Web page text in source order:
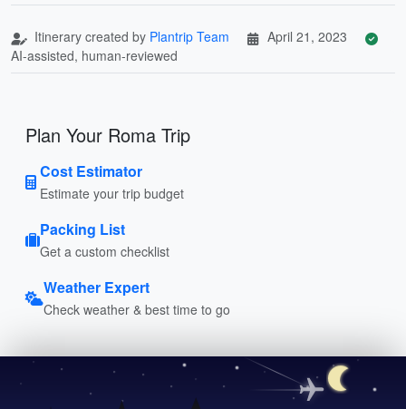
Itinerary created by Plantrip Team
April 21, 2023
AI-assisted, human-reviewed
Plan Your Roma Trip
Cost Estimator
Estimate your trip budget
Packing List
Get a custom checklist
Weather Expert
Check weather & best time to go